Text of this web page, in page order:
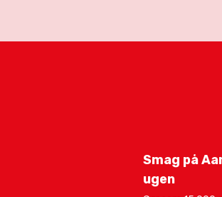
Smag på
ugen